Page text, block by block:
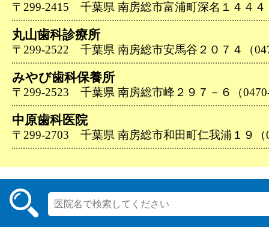
〒299-2415 千葉県 南房総市富浦町深名１４４４
丸山歯科診療所
〒299-2522 千葉県 南房総市安馬谷２０７４（
みやび歯科保養所
〒299-2523 千葉県 南房総市峰２９７－６（
中原歯科医院
〒299-2703 千葉県 南房総市和田町仁我浦１９（